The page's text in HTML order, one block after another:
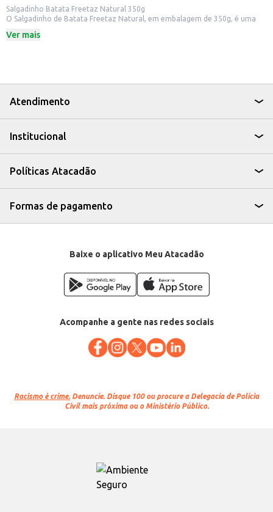
Salgadinho Batata Freetaz Natural 350g
O Salgadinho de Batata Freetaz Natural, em embalagem de 350g, é uma
em diversos momentos do dia, o salgadinho é uma alternativa para quem
Uma opção para levar em viagens e passeios.
Pode ser consumido em eventos e festas.
O Salgadinho Batata Freetaz Natural 350g é uma escolha prática e
Ver mais
Atendimento
Institucional
Políticas Atacadão
Formas de pagamento
Baixe o aplicativo Meu Atacadão
Acompanhe a gente nas redes sociais
Racismo é crime. Denuncie. Disque 100 ou procure a Delegacia de Polícia
Civil mais próxima ou o Ministério Público.